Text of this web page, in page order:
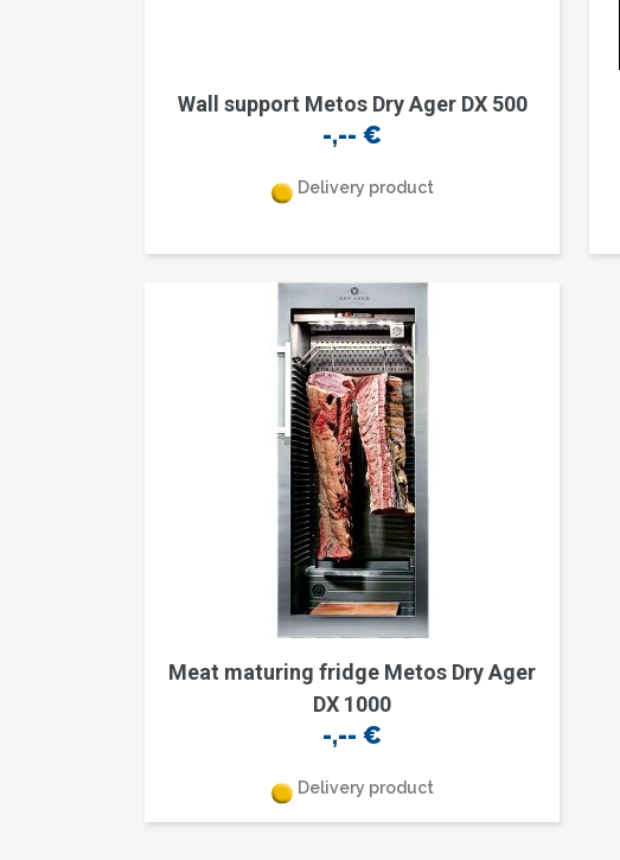
Wall support Metos Dry Ager DX 500
-,-- €
Delivery product
Meat maturing fridge Metos Dry Ager
DX 1000
-,-- €
Delivery product